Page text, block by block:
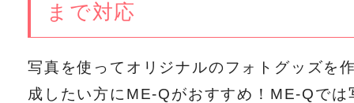
まで対応
写真を使ってオリジナルのフォトグッズを
成したい方にME-Qがおすすめ！ME-Qでは